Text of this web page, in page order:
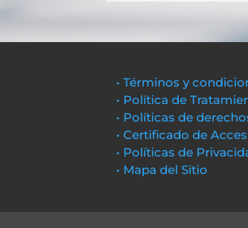
• Términos y
• Política de
• Políticas de
• Certificado de
• Políticas de
• Mapa del Sitio